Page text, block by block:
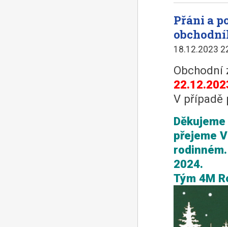
Přáni a
18.12.2023
Obchodní
V případě
přejeme
2024.
Tým 4M